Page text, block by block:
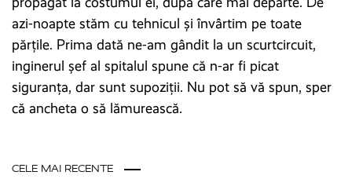
azi-noapte stăm cu tehnicul și învârtim pe toate
părțile. Prima dată ne-am gândit la un scurtcircuit,
inginerul șef al spitalul spune că n-ar fi picat
siguranța, dar sunt supoziții. Nu pot să vă spun, sper
că ancheta o să lămurească.
CELE MAI RECENTE